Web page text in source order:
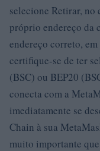
selecione Retirar, no
próprio endereço da
endereço correto,
certifique-se de ter
(BSC) ou BEP20
conecta com a
imediatamente se
Chain à sua
muito importante